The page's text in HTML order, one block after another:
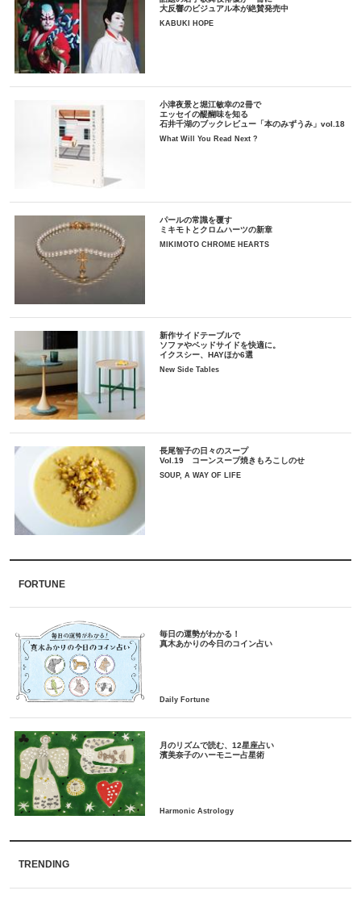
大反響のビジュアル本が絶賛発売中
KABUKI HOPE
小津夜景と堀江敏幸の2冊で
エッセイの醍醐味を知る
石井千湖のブックレビュー「本のみずうみ」vol.18
What Will You Read Next ?
パールの常識を覆す
ミキモトとクロムハーツの新章
MIKIMOTO CHROME HEARTS
新作サイドテーブルで
ソファやベッドサイドを快適に。
イクスシー、HAYほか6選
New Side Tables
長尾智子の日々のスープ
Vol.19 コーンスープ焼きもろこしのせ
SOUP, A WAY OF LIFE
FORTUNE
毎日の運勢がわかる！
月のリズムで読む、12星座占い
TRENDING